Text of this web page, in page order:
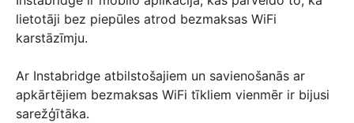
lietotāji bez piepūles atrod bezmaksas WiFi
karstāzīmju.
Ar Instabridge atbilstošajiem un savienošanās ar
apkārtējiem bezmaksas WiFi tīkliem vienmēr ir bijusi
sarežģītāka.